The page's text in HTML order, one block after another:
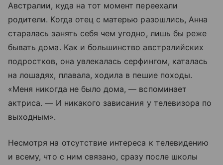
Австралии, куда на тот момент переехали
родители. Когда отец с матерью разошлись, Анна
старалась занять себя чем угодно, лишь бы реже
бывать дома. Как и большинство австралийских
подростков, она увлекалась серфингом, каталась
на лошадях, плавала, ходила в пешие походы.
«Меня никогда не было дома, — вспоминает
актриса. — И никакого зависания у телевизора по
выходным».
Несмотря на отсутствие интереса к телевидению
и всему, что с ним связано, сразу после школы